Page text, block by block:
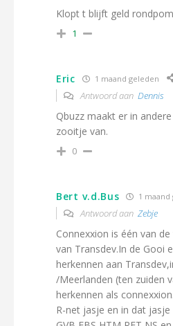
Klopt t blijft geld
1
Eric 1 maand geleden
Antwoord aan Dennis
Qbuzz maakt er in
zooitje van.
0
Bert v.d.Bus 1 maand
Antwoord aan Zebje
Connexxion is één van
van Transdev.In de Gooi
herkennen aan
/Meerlanden (ten zuiden
herkennen als
R-net jasje en in dat